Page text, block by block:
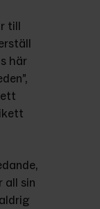
till
här
all sin